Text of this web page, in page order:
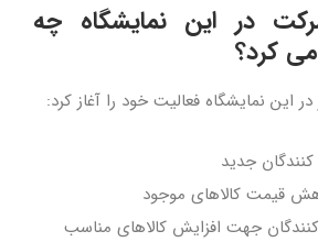
در این نمایشگاه چه
کرد؟
این نمایشگاه فعالیت خود را آغاز کرد:
کنندگان جدید
قیمت کالاهای موجود
کنندگان جهت افزایش کالاهای مناسب